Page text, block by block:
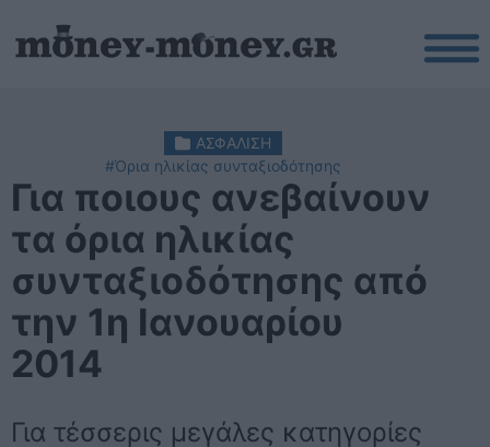
ΑΣΦΑΛΙΣΗ
#Όρια ηλικίας συνταξιοδότησης
Για ποιους ανεβαίνουν
τα όρια ηλικίας
συνταξιοδότησης από
την 1η Ιανουαρίου
2014
Για τέσσερις μεγάλες κατηγορίες